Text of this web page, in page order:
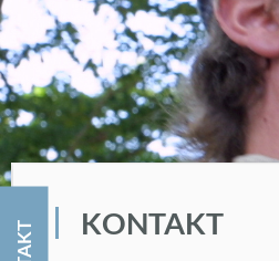
KON­TAKT